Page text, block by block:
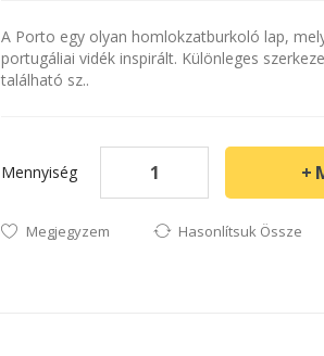
A Porto egy olyan homlokzatburkoló lap,
portugáliai vidék inspirált. Különleges
található sz..
Mennyiség
Megjegyzem Hasonlítsuk Össze